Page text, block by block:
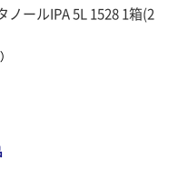
ールIPA 5L 1528 1箱(2